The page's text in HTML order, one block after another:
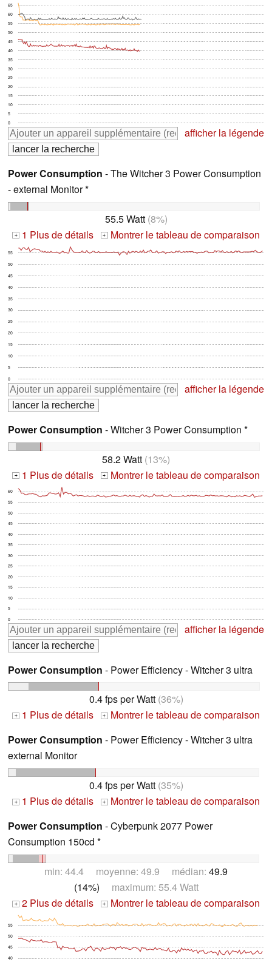
0
5
10
15
20
25
30
35
40
45
50
55
60
65
afficher la légende
Power Consumption - The Witcher 3 Power Consumption
- external Monitor *
55.5 Watt(8%)
+ 1 Plus de détails + Montrer le tableau de comparaison
0
5
10
15
20
25
30
35
40
45
50
55
afficher la légende
Power Consumption - Witcher 3 Power Consumption *
58.2 Watt (13%)
+ 1 Plus de détails + Montrer le tableau de comparaison
0
5
10
15
20
25
30
35
40
45
50
55
60
afficher la légende
Power Consumption - Power Efficiency - Witcher 3 ultra
0.4 fps per Watt(36%)
+ 1 Plus de détails + Montrer le tableau de comparaison
Power Consumption - Power Efficiency - Witcher 3 ultra
external Monitor
0.4 fps per Watt(35%)
+ 1 Plus de détails + Montrer le tableau de comparaison
Power Consumption - Cyberpunk 2077 Power
Consumption 150cd *
min: 44.4 moyenne: 49.9 médian: 49.9
(14%) maximum: 55.4 Watt
+ 2 Plus de détails + Montrer le tableau de comparaison
40
45
50
55